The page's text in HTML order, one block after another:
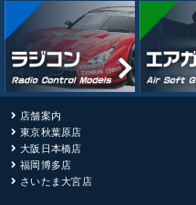
店舗案内
東京秋葉原店
大阪日本橋店
福岡博多店
さいたま大宮店